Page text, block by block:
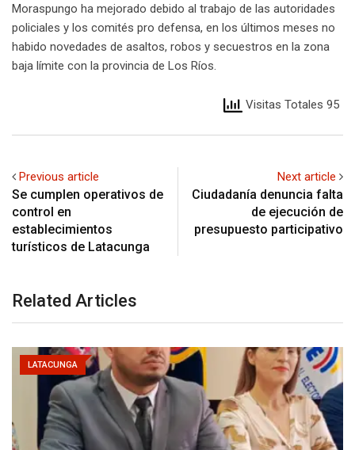
Moraspungo ha mejorado debido al trabajo de las autoridades
policiales y los comités pro defensa, en los últimos meses no
habido novedades de asaltos, robos y secuestros en la zona
baja límite con la provincia de Los Ríos.
Visitas Totales 95
Previous article
Se cumplen operativos de
control en
establecimientos
turísticos de Latacunga
Next article
Ciudadanía denuncia falta
de ejecución de
presupuesto participativo
Related Articles
LATACUNGA